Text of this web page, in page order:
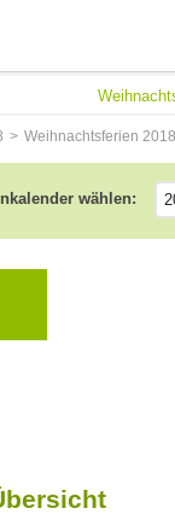
Weihnachtsferien 2018
wählen: